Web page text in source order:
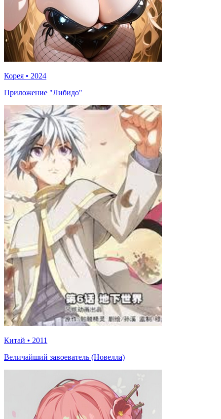
Корея • 2024
Приложение "Либидо"
Китай • 2011
Величайший завоеватель (Новелла)